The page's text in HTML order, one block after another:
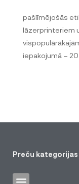
pašlīmējošās
lāzerprinteriem
iepakojumā –
Preču kategorijas